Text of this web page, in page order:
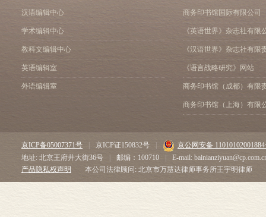
人口、经济、社会/文化
宗教改革与查理五世的普
马丁•路德/查理五世与帝
/宗教改革、帝国与信仰
奥格斯堡与特伦托之后
三十年战争的前史与历史
第四章 从《威斯特伐利
三十年战争结束时的帝国
人口与经济/帝国的政治
即他当时把何
一段“德意志”
行。因为这种“
的界限，存在
有共同归属感
内，直至海外
的确，自法兰
森人以来，法
——这同样体现
汉语编辑中心
学术编辑中心
教科文编辑中心
英语编辑室
外语编辑室
商务印书馆国际有限公司
《英语世界》杂志社有限
《汉语世界》杂志社有限
《语言战略研究》网站
商务印书馆（成都）有限
商务印书馆（上海）有限
京ICP备05007371号 京ICP证150832号
京公网安备
地址: 北京王府井大街36号
邮编：100710
E-mail:
产品隐私权声明
本公司法律顾问: 北京市万慧达律师事务所王宇明律师